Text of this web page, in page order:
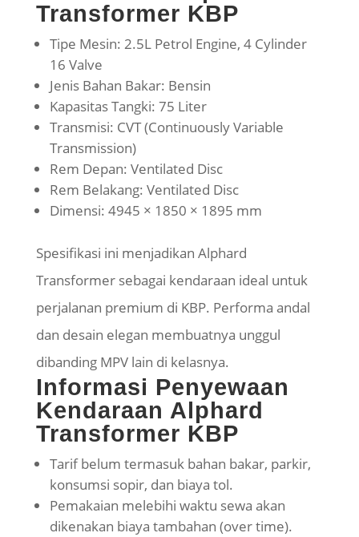
Transformer KBP
Tipe Mesin: 2.5L Petrol Engine, 4 Cylinder
16 Valve
Jenis Bahan Bakar: Bensin
Kapasitas Tangki: 75 Liter
Transmisi: CVT (Continuously Variable
Transmission)
Rem Depan: Ventilated Disc
Rem Belakang: Ventilated Disc
Dimensi: 4945 × 1850 × 1895 mm
Spesifikasi ini menjadikan Alphard
Transformer sebagai kendaraan ideal untuk
perjalanan premium di KBP. Performa andal
dan desain elegan membuatnya unggul
dibanding MPV lain di kelasnya.
Informasi Penyewaan
Kendaraan Alphard
Transformer KBP
Tarif belum termasuk bahan bakar, parkir,
konsumsi sopir, dan biaya tol.
Pemakaian melebihi waktu sewa akan
dikenakan biaya tambahan (over time).